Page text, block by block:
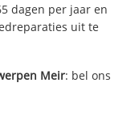
dagen per jaar en
uit te
Meir: bel ons